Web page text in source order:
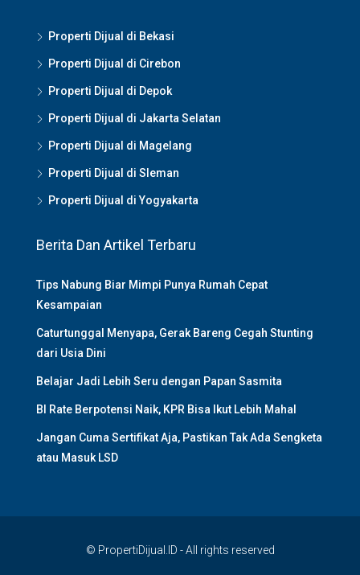
Properti Dijual di Bekasi
Properti Dijual di Cirebon
Properti Dijual di Depok
Properti Dijual di Jakarta Selatan
Properti Dijual di Magelang
Properti Dijual di Sleman
Properti Dijual di Yogyakarta
Berita Dan Artikel Terbaru
Tips Nabung Biar Mimpi Punya Rumah Cepat
Kesampaian
Caturtunggal Menyapa, Gerak Bareng Cegah Stunting
dari Usia Dini
Belajar Jadi Lebih Seru dengan Papan Sasmita
BI Rate Berpotensi Naik, KPR Bisa Ikut Lebih Mahal
Jangan Cuma Sertifikat Aja, Pastikan Tak Ada Sengketa
atau Masuk LSD
© PropertiDijual.ID - All rights reserved